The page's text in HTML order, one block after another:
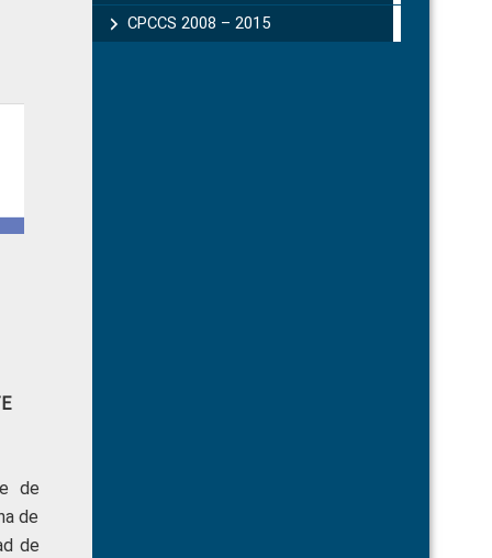
de
de
de
CPCCS 2008 – 2015